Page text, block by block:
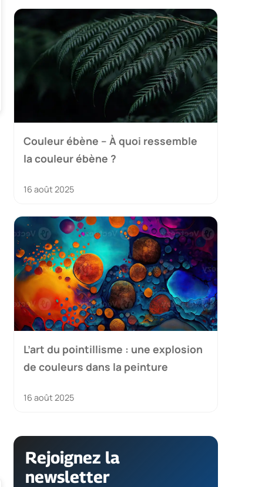
Couleur ébène – À quoi ressemble
la couleur ébène ?
16 août 2025
L’art du pointillisme : une explosion
de couleurs dans la peinture
16 août 2025
Rejoignez la
newsletter